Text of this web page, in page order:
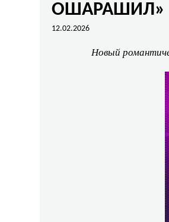
ОШАРАШИЛ»
12.02.2026
Новый